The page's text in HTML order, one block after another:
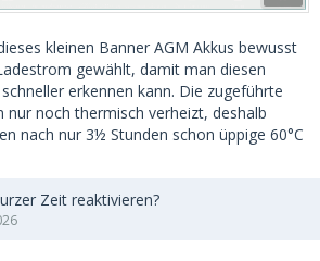
kleinen Banner AGM Akkus bewusst
gewählt, damit man diesen
erkennen kann. Die zugeführte
nur noch thermisch verheizt, deshalb
nach nur 3½ Stunden schon üppige 60°C
Zeit reaktivieren?